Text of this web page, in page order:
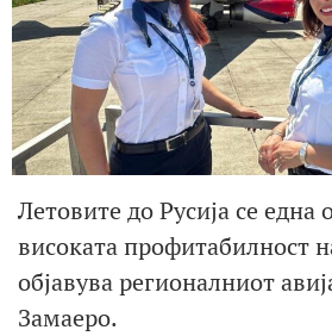
Летовите до Русија се една
високата профитабилност
објавува регионалниот
Замаеро.